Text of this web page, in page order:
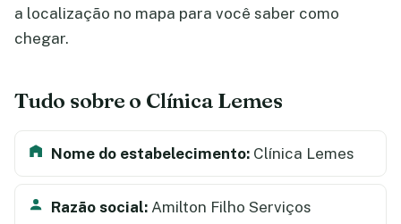
a localização no mapa para você saber como
chegar.
Tudo sobre o Clínica Lemes
Nome do estabelecimento: Clínica Lemes
Razão social: Amilton Filho Serviços